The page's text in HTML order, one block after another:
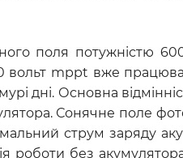
поля потужністю
вольт mppt вже
дні. Основна
Сонячне поле
струм заряду
роботи без